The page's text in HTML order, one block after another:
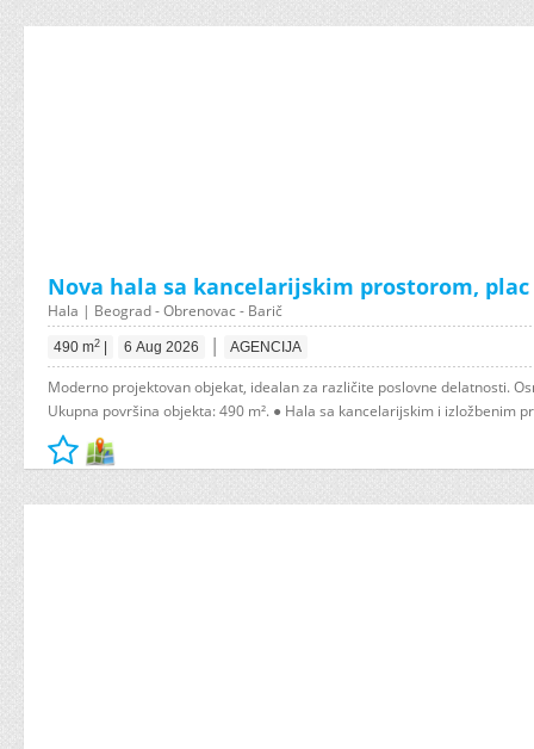
Nova hala sa kancelarijskim prostorom, plac
Hala | Beograd - Obrenovac - Barič
490 m2 6 Aug 2026 | AGENCIJA
Moderno projektovan objekat, idealan za različite poslovne delatnosti.
Ukupna površina objekta: 490 m². ● Hala sa kancelarijskim i izložbenim